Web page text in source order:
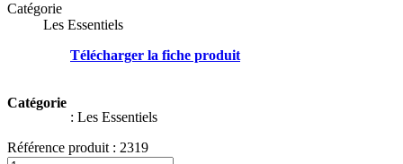
Catégorie
Les Essentiels
Télécharger la fiche produit
Catégorie
: Les Essentiels
Référence produit : 2319